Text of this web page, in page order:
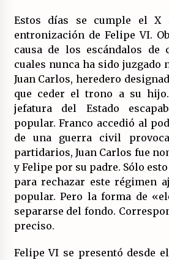
19/07/2026
Polarizada y
queda en casa.
19/07/2026
Llamamiento por el 18
Estatal por la
17/07/2026
La OTAN acelera la
con un nuevo modelo
permanente.
16/07/2026
Actos en Valencia y
Estos días se cumple el X
entronización de Felipe VI.
causa de los escándalos de
cuales nunca ha sido juzgado
Juan Carlos, heredero
que ceder el trono a su
jefatura del Estado
popular. Franco accedió al
de una guerra civil
partidarios, Juan Carlos fue
y Felipe por su padre. Sólo
para rechazar este régimen
popular. Pero la forma de
separarse del fondo.
preciso.
Felipe VI se presentó desde